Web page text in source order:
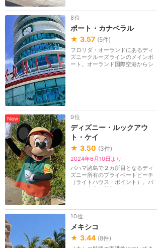
8位
ポート・カナベラル
★ 3.57 (5件)
フロリダ・オーランドにあるディ
ズニークルーズラインのメインポ
ート。オーランド国際空港からシ
ャトルバスで約60分。
New 9位
ディズニー・ルックアウ
ト・ケイ
★ 3.50 (3件)
2024年6月10日より
バハマ諸島で２カ所目となるディ
ズニー所有のプライベートビーチ
（ライトハウス・ポイント）。バ
ハマの文化や芸術...
10位
メキシコ
★ 3.44 (8件)